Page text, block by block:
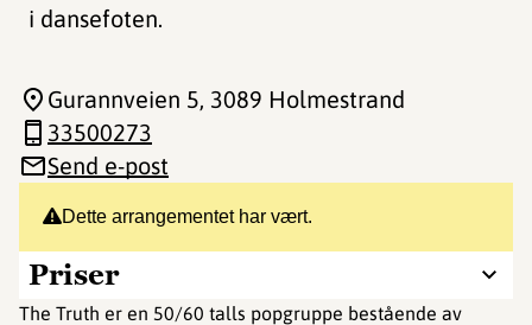
i dansefoten.
Dette arrangementet har vært.
Priser
The Truth er en 50/60 talls popgruppe bestående av
Gurannveien 5, 3089 Holmestrand
33500273
Send e-post